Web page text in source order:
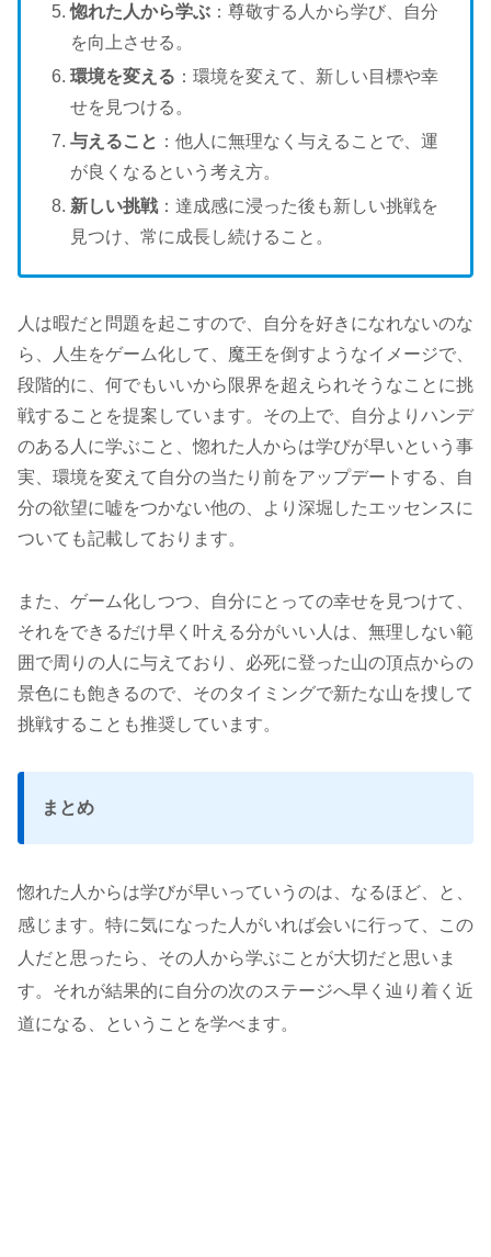
惚れた人から学ぶ ：尊敬する人から学び、自分
を向上させる。
環境を変える ：環境を変えて、新しい目標や幸
せを見つける。
与えること ：他人に無理なく与えることで、運
が良くなるという考え方。
新しい挑戦：達成感に浸った後も新しい挑戦を
見つけ、常に成長し続けること。
人は暇だと問題を起こすので、自分を好きになれないのな
ら、人生をゲーム化して、魔王を倒すようなイメージで、
段階的に、何でもいいから限界を超えられそうなことに挑
戦することを提案しています。その上で、自分よりハンデ
のある人に学ぶこと、惚れた人からは学びが早いという事
実、環境を変えて自分の当たり前をアップデートする、自
分の欲望に嘘をつかない他の、より深堀したエッセンスに
ついても記載しております。
また、ゲーム化しつつ、自分にとっての幸せを見つけて、
それをできるだけ早く叶える分がいい人は、無理しない範
囲で周りの人に与えており、必死に登った山の頂点からの
景色にも飽きるので、そのタイミングで新たな山を捜して
挑戦することも推奨しています。
まとめ
惚れた人からは学びが早いっていうのは、なるほど、と、
感じます。特に気になった人がいれば会いに行って、この
人だと思ったら、その人から学ぶことが大切だと思いま
す。それが結果的に自分の次のステージへ早く辿り着く近
道になる、ということを学べます。